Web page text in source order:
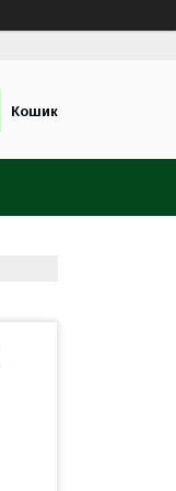
Кошик